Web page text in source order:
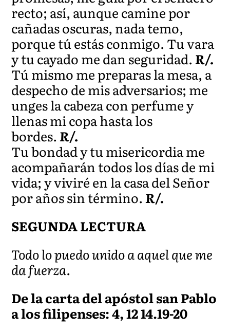
recto; así, aunque camine por
cañadas oscuras, nada temo,
porque tú estás conmigo. Tu vara
y tu cayado me dan seguridad.R/.
Tú mismo me preparas la mesa, a
despecho de mis adversarios; me
unges la cabeza con perfume y
llenas mi copa hasta los
bordes.R/.
Tu bondad y tu misericordia me
acompañarán todos los días de mi
vida; y viviré en la casa del Señor
por años sin término.R/.
SEGUNDA LECTURA
Todo lo puedo unido a aquel que me
da fuerza.
De la carta del apóstol san Pablo
a los filipenses: 4, 12 14.19-20